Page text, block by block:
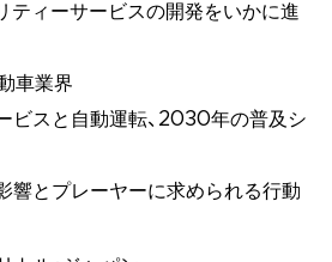
ィーサービスの開発をいかに進
車業界
スと自動運転、2030年の普及シ
とプレーヤーに求められる行動